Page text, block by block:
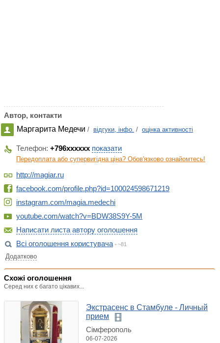
Автор, контакти
Маргарита Медечи / відгуки, інфо. / оцінка активності
Телефон: +796xxxxxx показати
Передоплата або супервигідна ціна? Обов'язково ознайомтесь!
http://magiar.ru
facebook.com/profile.php?id=100024598671219
instagram.com/magia.medechi
youtube.com/watch?v=BDW38S9Y-5M
Написати листа автору оголошення
Всі оголошення користувача
~81
Додатково
Схожі оголошення
Серед них є багато цікавих...
Экстрасенс в Стамбуле - Личный
прием
Сімферополь
06-07-2026